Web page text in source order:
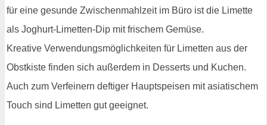
für eine gesunde Zwischenmahlzeit im Büro ist die Limette
als Joghurt-Limetten-Dip mit frischem Gemüse.
Kreative Verwendungsmöglichkeiten für Limetten aus der
Obstkiste finden sich außerdem in Desserts und Kuchen.
Auch zum Verfeinern deftiger Hauptspeisen mit asiatischem
Touch sind Limetten gut geeignet.